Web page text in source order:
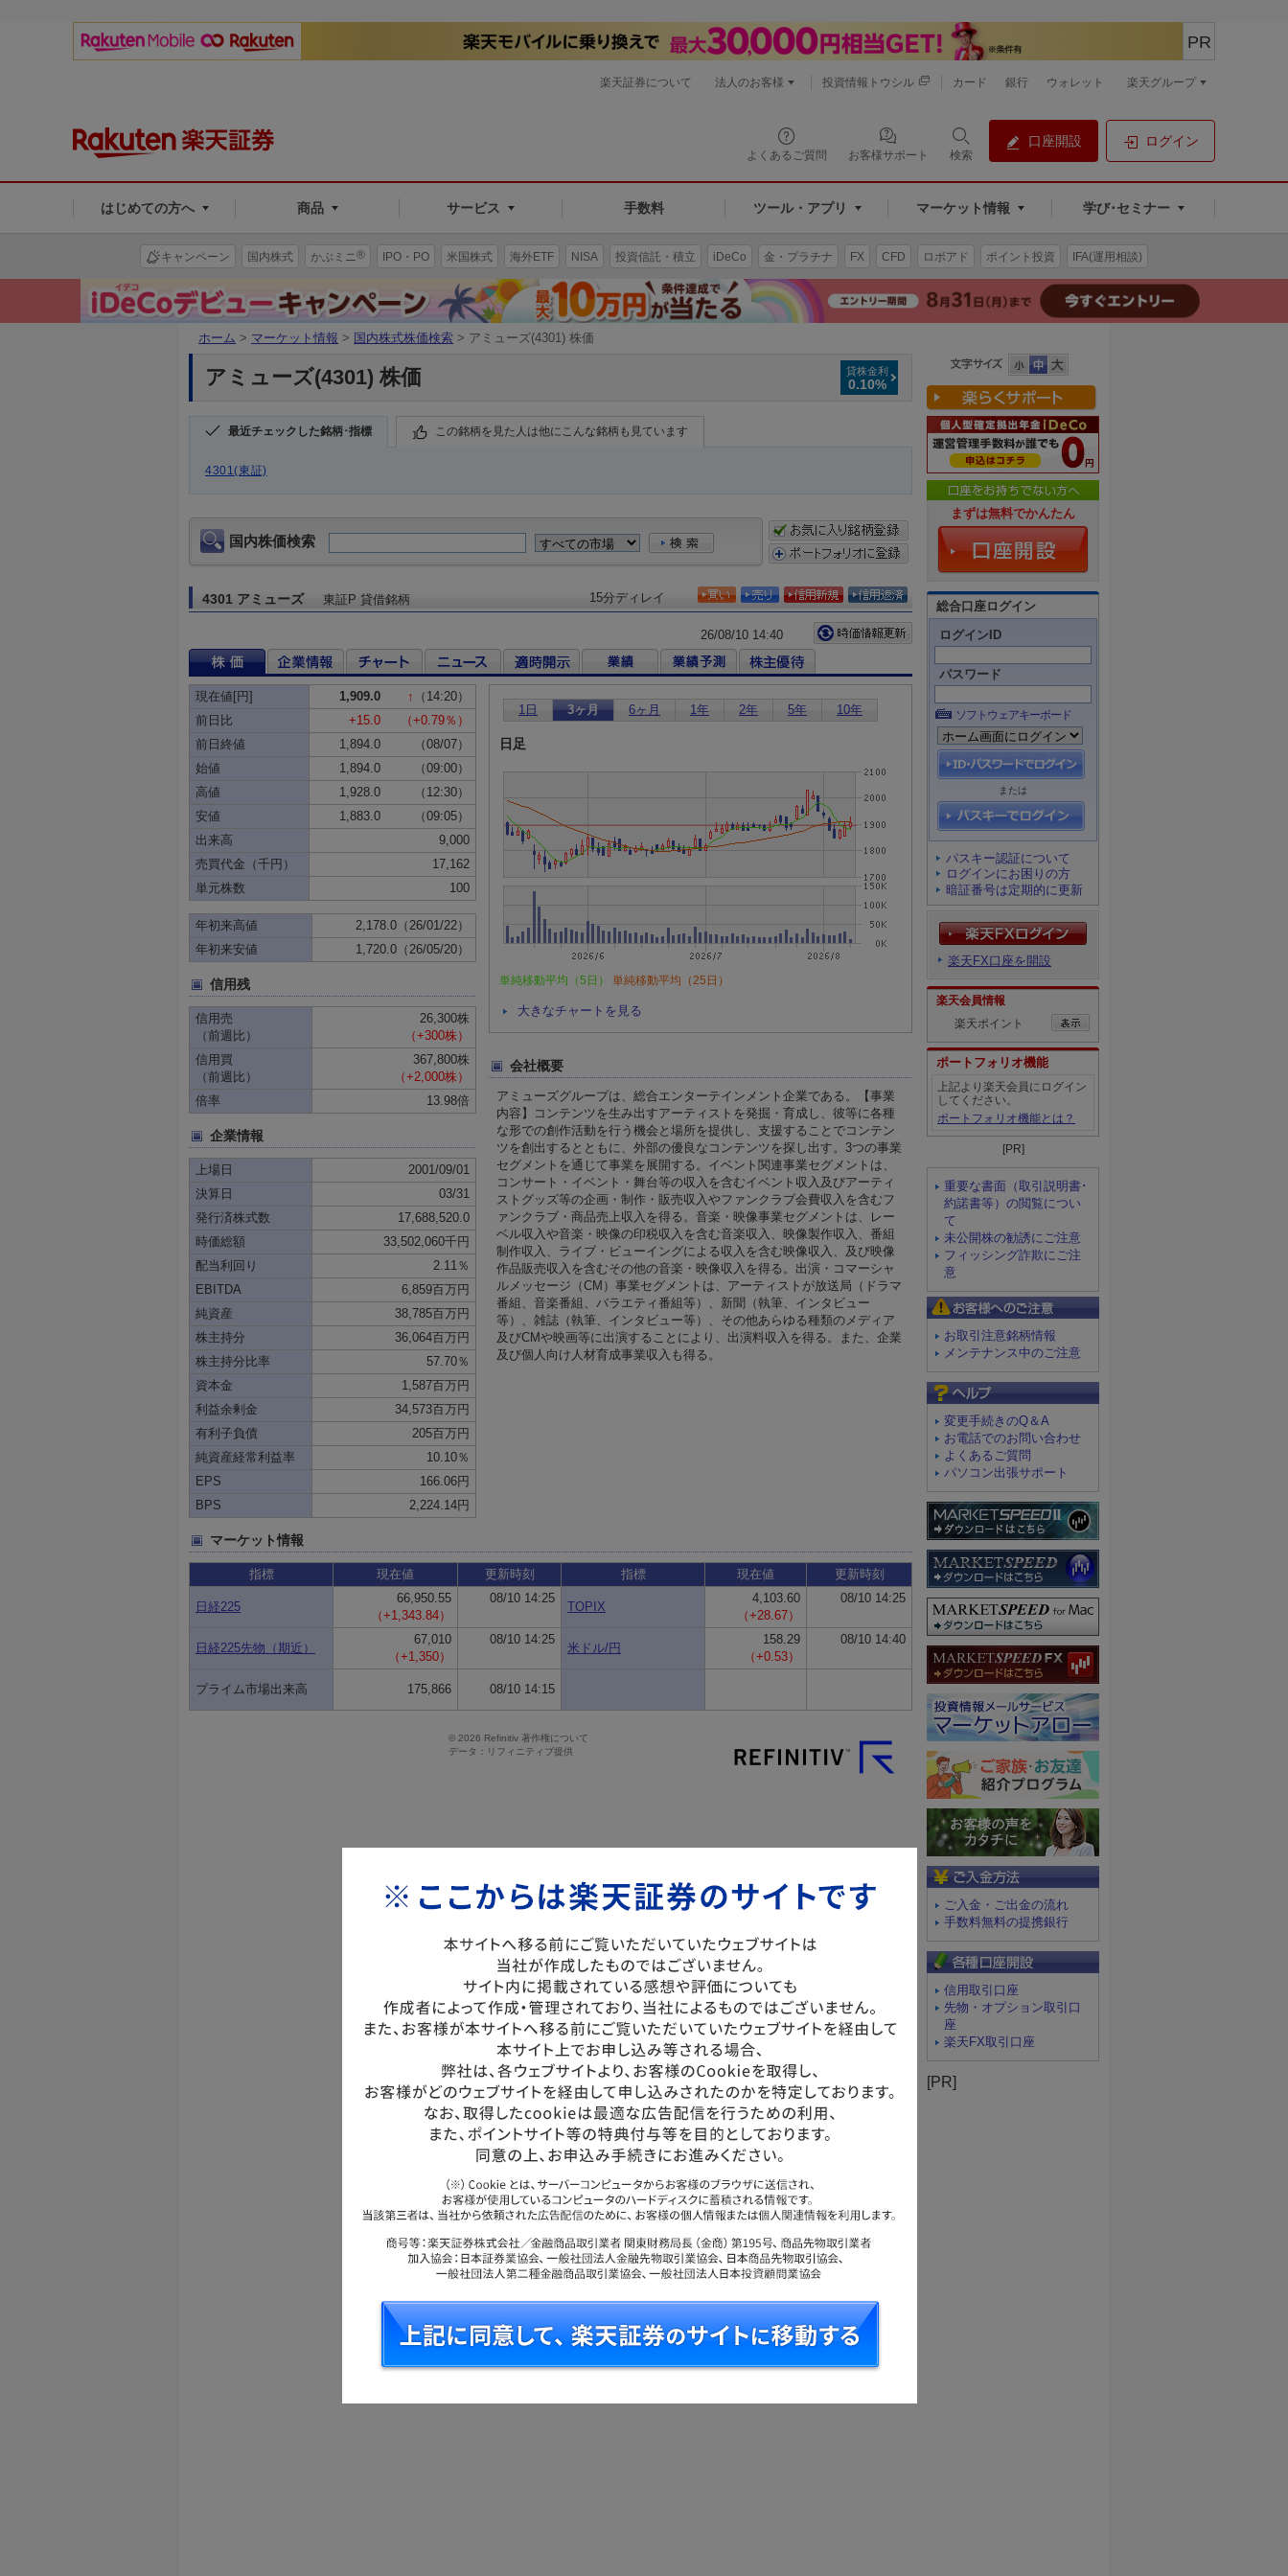
よくあるご質問 お客様サポート 検索
口座開設 ログイン
はじめての方へ 商品 サービス 手数料 ツール・アプリ マーケット情報 学び･セミナー
PR
楽天証券について 法人のお客様 投資情報トウシル カード 銀行 ウォレット 楽天グループ
キャンペーン 国内株式 かぶミニ ® IPO・PO 米国株式 海外ETF NISA 投資信託・積立 iDeCo 金・プラチナ FX CFD ロボアド ポイント投資 IFA(運用相談)
ホーム > マーケット情報 > 国内株式株価検索 > アミューズ(4301) 株価
貸株金利
0.10%
アミューズ(4301) 株価
最近チェックした銘柄･指標 この銘柄を見た人は他にこんな銘柄も見ています
4301(東証)
まずは無料でかんたん
総合口座ログイン
ログインID
パスワード
ソフトウェアキーボード
または
パスキー認証について
ログインにお困りの方
暗証番号は定期的に更新
楽天FX口座を開設
楽天会員情報
楽天ポイント
ポートフォリオ機能
上記より楽天会員にログイン
してください。
ポートフォリオ機能とは？
[PR]
重要な書面（取引説明書･
約諾書等）の閲覧につい
て
未公開株の勧誘にご注意
フィッシング詐欺にご注
意
お取引注意銘柄情報
メンテナンス中のご注意
変更手続きのQ＆A
お電話でのお問い合わせ
よくあるご質問
パソコン出張サポート
ご入金・ご出金の流れ
手数料無料の提携銀行
信用取引口座
先物・オプション取引口
座
楽天FX取引口座
[PR]